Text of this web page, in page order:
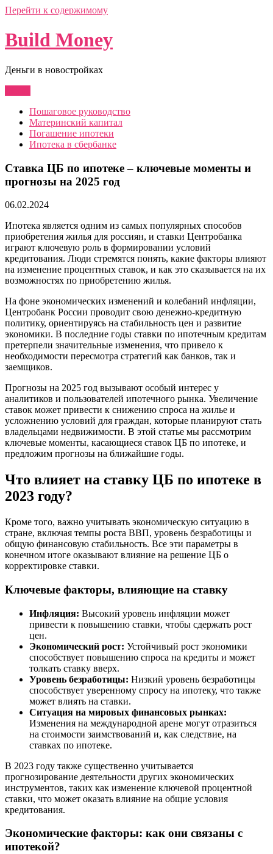
Перейти к содержимому
Build Money
Деньги в новостройках
Пошаговое руководство
Материнский капитал
Погашение ипотеки
Ипотека в сбербанке
Ставка ЦБ по ипотеке – ключевые моменты и
прогнозы на 2025 год
06.02.2024
Ипотека является одним из самых популярных способов
приобретения жилья для россиян, и ставки Центробанка
играют ключевую роль в формировании условий
кредитования. Люди стремятся понять, какие факторы влияют
на изменение процентных ставок, и как это сказывается на их
возможностях по приобретению жилья.
На фоне экономических изменений и колебаний инфляции,
Центробанк России проводит свою денежно-кредитную
политику, ориентируясь на стабильность цен и развитие
экономики. В последние годы ставки по ипотечным кредитам
претерпели значительные изменения, что привело к
необходимости пересмотра стратегий как банков, так и
заемщиков.
Прогнозы на 2025 год вызывают особый интерес у
аналитиков и пользователей ипотечного рынка. Увеличение
ставок может привести к снижению спроса на жилье и
усложнению условий для граждан, которые планируют стать
владельцами недвижимости. В этой статье мы рассмотрим
ключевые моменты, касающиеся ставок ЦБ по ипотеке, и
предложим прогнозы на ближайшие годы.
Что влияет на ставку ЦБ по ипотеке в
2023 году?
Кроме того, важно учитывать экономическую ситуацию в
стране, включая темпы роста ВВП, уровень безработицы и
общую финансовую стабильность. Все эти параметры в
конечном итоге оказывают влияние на решение ЦБ о
корректировке ставки.
Ключевые факторы, влияющие на ставку
Инфляция: Высокий уровень инфляции может
привести к повышению ставки, чтобы сдержать рост
цен.
Экономический рост: Устойчивый рост экономики
способствует повышению спроса на кредиты и может
толкать ставку вверх.
Уровень безработицы: Низкий уровень безработицы
способствует уверенному спросу на ипотеку, что также
может влиять на ставки.
Ситуация на мировых финансовых рынках:
Изменения на международной арене могут отразиться
на стоимости заимствований и, как следствие, на
ставках по ипотеке.
В 2023 году также существенно учитывается
прогнозирование деятельности других экономических
инструментов, таких как изменение ключевой процентной
ставки, что может оказать влияние на общие условия
кредитования.
Экономические факторы: как они связаны с
ипотекой?